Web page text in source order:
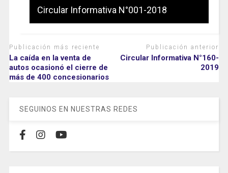
Circular Informativa N°001-2018
Publicación más reciente
La caída en la venta de
autos ocasionó el cierre de
más de 400 concesionarios
Publicación anterior
Circular Informativa N°160-
2019
SEGUINOS EN NUESTRAS REDES